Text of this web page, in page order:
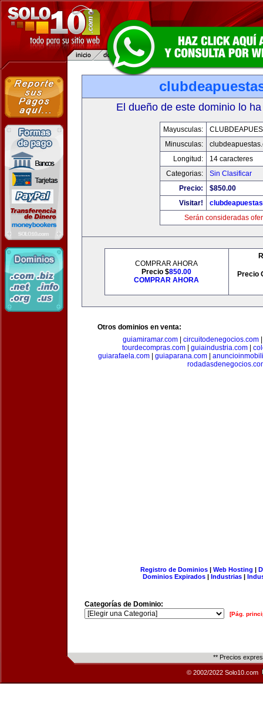
El dueño de este dominio lo
Mayusculas:
Minusculas:
Longitud:
14 caracteres
Categorias:
Sin Clasificar
Precio:
$850.00
Visitar!
Serán consideradas
COMPRAR AHORA
Precio $850.00
COMPRAR AHORA
Precio
Otros dominios en venta:
guiamiramar.com
circuitodenegocios.com
tourdecompras.com
guiaindustria.com
guiarafaela.com| guiaparana.com|
Registro de Dominios| Web Hosting |
Dominios Expirados | Industrias |
Categorías de Dominio:
[Pág.
** Precios
© 2002/2022 Solo10.com